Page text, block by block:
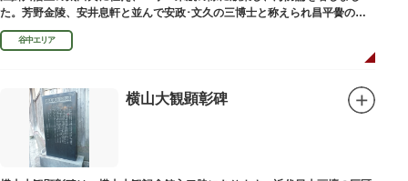
た。芳野金陵、安井息軒と並んで安政･文久の三博士と称えられ昌平黌の教
授として多くの文人を育て、慶応3年 （1867）に没しました。
谷中エリア
横山大観顕彰碑